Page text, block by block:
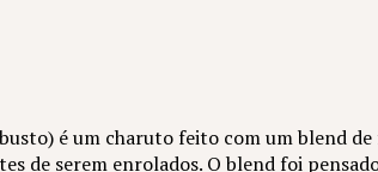
é um charuto feito com um blend
de serem enrolados. O blend foi